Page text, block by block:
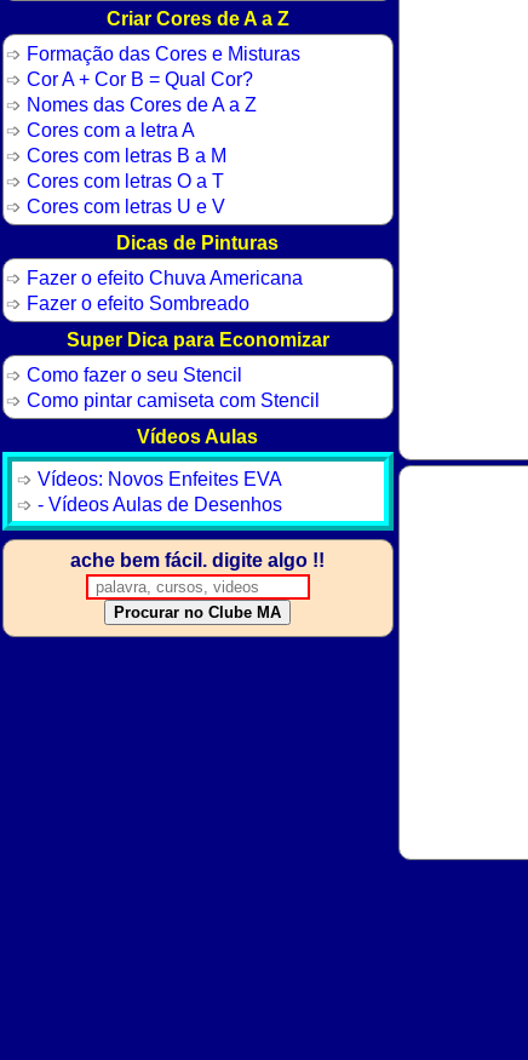
Criar Cores de A a Z
Formação das Cores e Misturas
Cor A + Cor B = Qual Cor?
Nomes das Cores de A a Z
Cores com a letra A
Cores com letras B a M
Cores com letras O a T
Cores com letras U e V
Dicas de Pinturas
Fazer o efeito Chuva Americana
Fazer o efeito Sombreado
Super Dica para Economizar
Como fazer o seu Stencil
Como pintar camiseta com Stencil
Vídeos Aulas
Vídeos: Novos Enfeites EVA
- Vídeos Aulas de Desenhos
ache bem fácil. digite algo !!
Procurar no Clube MA